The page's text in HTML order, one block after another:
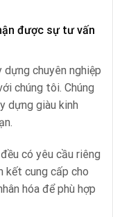
được sự tư vấn
chuyên nghiệp
chúng tôi. Chúng
dựng giàu kinh
có yêu cầu riêng
kết cung cấp cho
hóa để phù hợp